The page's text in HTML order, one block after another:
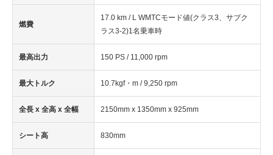
燃費
17.0 km / L WMTCモード値(クラス3、サブク
ラス3-2)1名乗車時
最高出力 150 PS / 11,000 rpm
最大トルク 10.7kgf・m / 9,250 rpm
全長 x 全高 x 全幅 2150mm x 1350mm x 925mm
シート高 830mm